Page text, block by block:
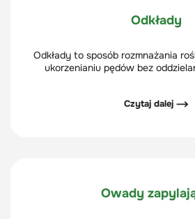
Odkłady
Odkłady to sposób rozmnażania
ukorzenianiu pędów bez
Czytaj dalej ⟶
Owady